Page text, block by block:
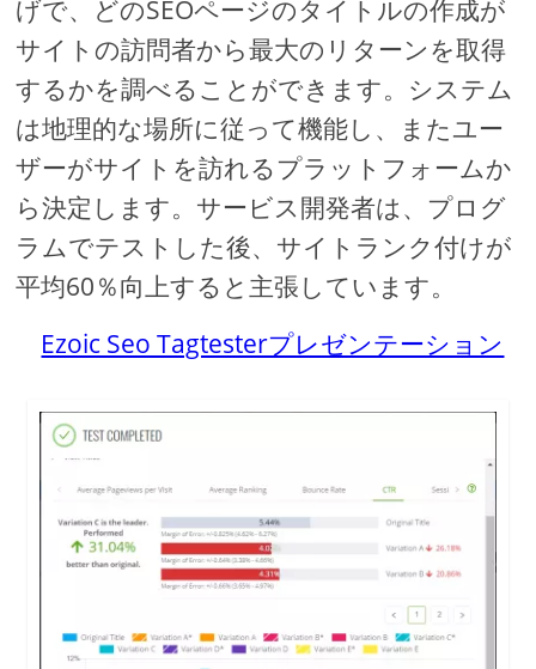
げで、どのSEOページのタイトルの作成が
サイトの訪問者から最大のリターンを取得
するかを調べることができます。システム
は地理的な場所に従って機能し、またユー
ザーがサイトを訪れるプラットフォームか
ら決定します。サービス開発者は、プログ
ラムでテストした後、サイトランク付けが
平均60％向上すると主張しています。
Ezoic Seo Tagtesterプレゼンテーション